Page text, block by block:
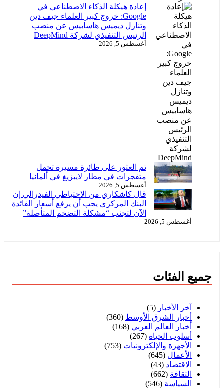
إعادة هيكلة الذكاء الاصطناعي في
Google: خروج كبير العلماء جيف دين
وتنازل ديميس هاسابيس عن منصب
الرئيس التنفيذي لشركة DeepMind
أغسطس 5, 2026
تم العثور على طائرة مسيرة تحمل
متفجرات في مطار لايبزيغ في ألمانيا
أغسطس 5, 2026
قال كاشكاري من الاحتياطي الفيدرالي إن
البنك المركزي يجب أن يرفع أسعار الفائدة
الآن لتجنب “مشكلة التضخم المتأصلة”
أغسطس 5, 2026
جميع الفئات
آخر الأخبار (5)
أخبار الشرق الأوسط (360)
أخبار العالم العربي (168)
أسلوب الحياة (267)
الأجهزة والإلكترونيات (753)
الأعمال (645)
الاقتصاد (43)
الثقافة (662)
السياسة (546)